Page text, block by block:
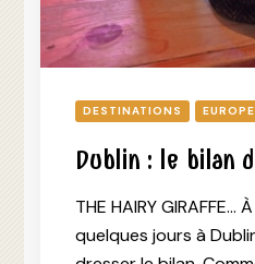
DESTINATIONS EUROPE
Dublin : le bilan
THE HAIRY GIRAFFE…
quelques jours à